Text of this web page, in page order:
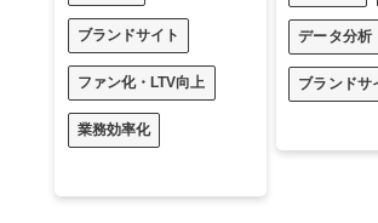
ブランドサイト
ファン化・LTV向上
業務効率化
データ分析
ブランドサ